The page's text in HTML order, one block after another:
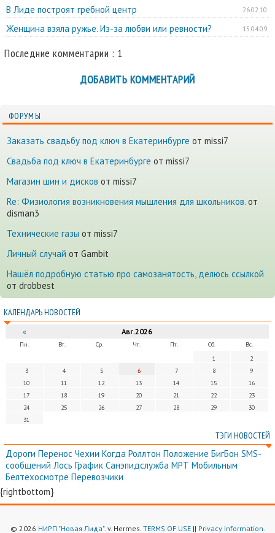
26.02.10
В Лиде построят гребной центр
15.04.09
Женщина взяла ружье. Из-за любви или ревности?
Последние комментарии : 1
ДОБАВИТЬ КОММЕНТАРИЙ
ФОРУМЫ
Заказать свадьбу под ключ в Екатеринбурге от missi7
Cвадьба под ключ в Екатеринбурге от missi7
Магазин шин и дисков от missi7
Re: Физиология возникновения мышления для школьников. от
disman3
Технические газы от missi7
Личный случай от Gambit
Нашёл подробную статью про самозанятость, делюсь ссылкой
от drobbest
КАЛЕНДАРЬ НОВОСТЕЙ
« Авг.2026
Пн. Вт. Ср. Чт. Пт. Сб.
Вс.
1
2
3
4 5 6 7 8
9
10
11 12 13 14 15
16
17
18 19 20 21 22
23
24
25 26 27 28 29
30
31
ТЭГИ НОВОСТЕЙ
Дороги Перенос Чехии Когда Роллтон Положение БигБон SMS-
сообщений Лось График Санэпидслужба МРТ Мобильным
Белтехосмотре Перевозчики
{rightbottom}
© 2026 НИРП "Новая Лида". v. Hermes. TERMS OF USE|| Privacy Information.